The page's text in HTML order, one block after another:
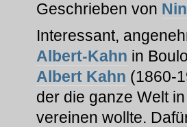
Geschrieben von
Interessant,
Albert-Kahn in
Albert Kahn (1860-
der die ganze Welt
vereinen wollte.